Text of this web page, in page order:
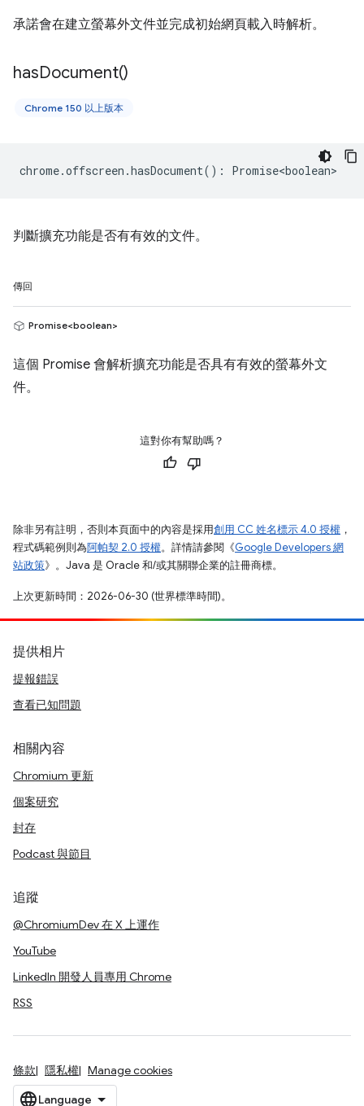
承諾會在建立螢幕外文件並完成初始網頁載入時解析。
hasDocument()
Chrome 150 以上版本
chrome.offscreen .hasDocument() : Promise<boolean>
判斷擴充功能是否有有效的文件。
傳回
Promise<boolean>
這個 Promise 會解析擴充功能是否具有有效的螢幕外文
件。
這對你有幫助嗎？
除非另有註明，否則本頁面中的內容是採用創用 CC 姓名標示 4.0 授權 ，
程式碼範例則為阿帕契 2.0 授權。詳情請參閱《Google Developers 網
站政策》。Java 是 Oracle 和/或其關聯企業的註冊商標。
上次更新時間：2026-06-30 (世界標準時間)。
提供相片
提報錯誤
查看已知問題
相關內容
Chromium 更新
個案研究
封存
Podcast 與節目
追蹤
@ChromiumDev 在 X 上運作
YouTube
LinkedIn 開發人員專用 Chrome
RSS
條款 隱私權 Manage cookies